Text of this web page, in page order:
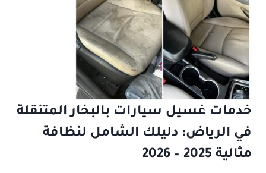
خدمات غسيل سيارات بالبخار المتنقلة
في الرياض: دليلك الشامل لنظافة
مثالية 2025 – 2026